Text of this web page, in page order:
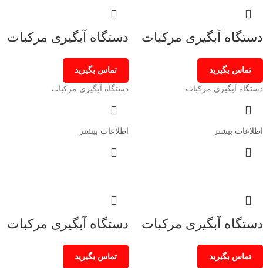
دستگاه آبگیری مرکبات
تماس بگیرید
دستگاه آبگیری مرکبات
اطلاعات بیشتر
دستگاه آبگیری مرکبات
تماس بگیرید
دستگاه آبگیری مرکبات
اطلاعات بیشتر
دستگاه آبگیری مرکبات
تماس بگیرید
دستگاه آبگیری مرکبات
تماس بگیرید